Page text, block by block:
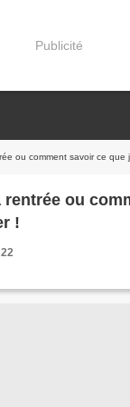
Publicité
ou comment savoir ce que
ou
!